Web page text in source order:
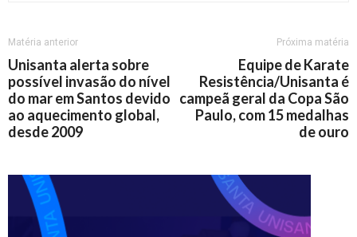
Matéria anterior
Unisanta alerta sobre
possível invasão do nível
do mar em Santos devido
ao aquecimento global,
desde 2009
Próxima matéria
Equipe de Karate
Resistência/Unisanta é
campeã geral da Copa São
Paulo, com 15 medalhas
de ouro